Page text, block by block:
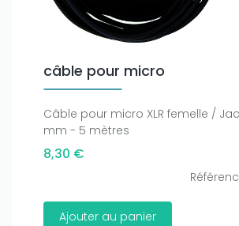
câble pour micro
Câble pour micro XLR femelle /
mm - 5 mètres
8,30 €
Ajouter au panier
amount on your credits!